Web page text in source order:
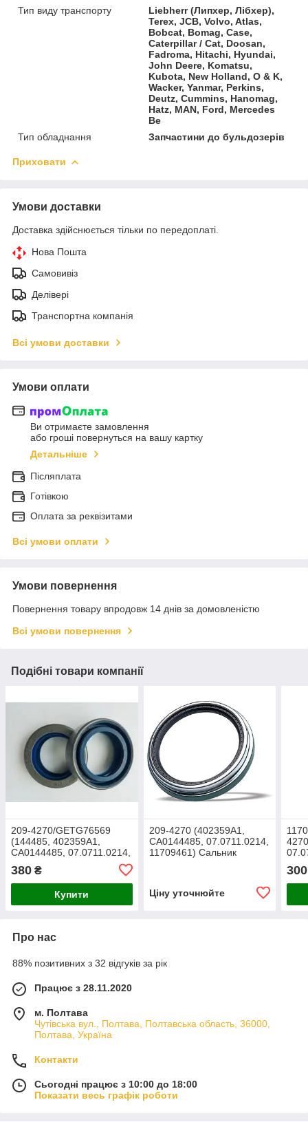
Тип виду транспорту
Liebherr (Липхер, Лібхер),
Terex, JCB, Volvo, Atlas,
Bobcat, Bomag, Case,
Caterpillar / Cat, Doosan,
Fadroma, Hitachi, Hyundai,
John Deere, Komatsu,
Kubota, New Holland, O & K,
Wacker, Yanmar, Perkins,
Deutz, Cummins, Hanomag,
Hatz, MAN, Ford, Mercedes
Be
Тип обладнання
Запчастини до бульдозерів
Приховати
Умови доставки
Доставка здійснюється тільки по передоплаті.
Нова Пошта
Самовивіз
Делівері
Транспортна компанія
Всі умови доставки
Умови оплати
Ви отримаєте замовлення
або гроші повернуться на вашу картку
Детальніше
Післяплата
Готівкою
Оплата за реквізитами
Всі умови оплати
Умови повернення
Повернення товару впродовж 14 днів за домовленістю
Всі умови повернення
Подібні товари компанії
209-4270/GETG76569
(144485, 402359A1,
CA0144485, 07.0711.0214,
CATERPILLAR
380 ₴
Купити
209-4270 (402359A1,
CA0144485, 07.0711.0214,
11709461) Сальник
Ціну уточнюйте
300
Про нас
88% позитивних з 32 відгуків за рік
Працює з 28.11.2020
м. Полтава
Чутівська вул., Полтава, Полтавська область, 36000,
Полтава, Україна
Контакти
Сьогодні працює з 10:00 до 18:00
Показати весь графік роботи